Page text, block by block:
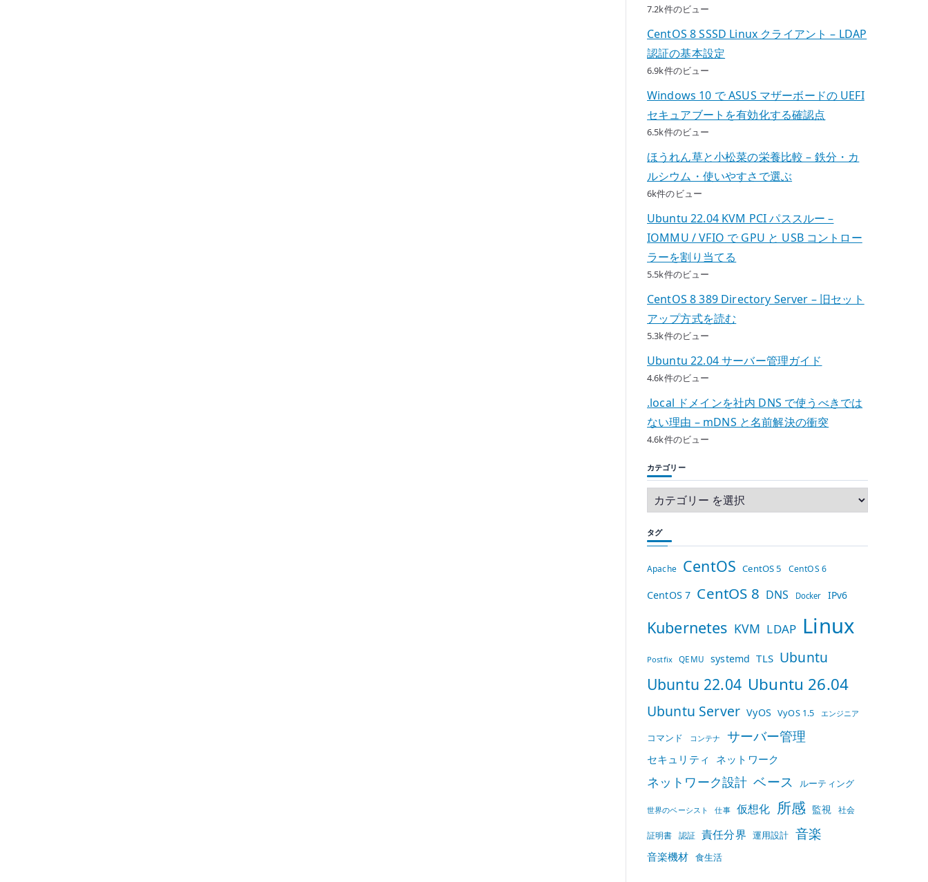
7.2k件のビュー
CentOS 8 SSSD Linux クライアント – LDAP
認証の基本設定
6.9k件のビュー
Windows 10 で ASUS マザーボードの UEFI
セキュアブートを有効化する確認点
6.5k件のビュー
ほうれん草と小松菜の栄養比較 – 鉄分・カ
ルシウム・使いやすさで選ぶ
6k件のビュー
Ubuntu 22.04 KVM PCI パススルー –
IOMMU / VFIO で GPU と USB コントロー
ラーを割り当てる
5.5k件のビュー
CentOS 8 389 Directory Server – 旧セット
アップ方式を読む
5.3k件のビュー
Ubuntu 22.04 サーバー管理ガイド
4.6k件のビュー
.local ドメインを社内 DNS で使うべきでは
ない理由 – mDNS と名前解決の衝突
4.6k件のビュー
カテゴリー
タグ
Apache CentOS CentOS 5 CentOS 6
CentOS 7 CentOS 8 DNS Docker IPv6
Kubernetes KVM LDAP Linux
Postfix QEMU systemd TLS Ubuntu
Ubuntu 22.04 Ubuntu 26.04
Ubuntu Server VyOS VyOS 1.5 エンジニア
コマンド コンテナ サーバー管理
セキュリティ ネットワーク
ネットワーク設計 ベース ルーティング
世界のベーシスト 仕事 仮想化 所感 監視 社会
証明書 認証 責任分界 運用設計 音楽
音楽機材 食生活